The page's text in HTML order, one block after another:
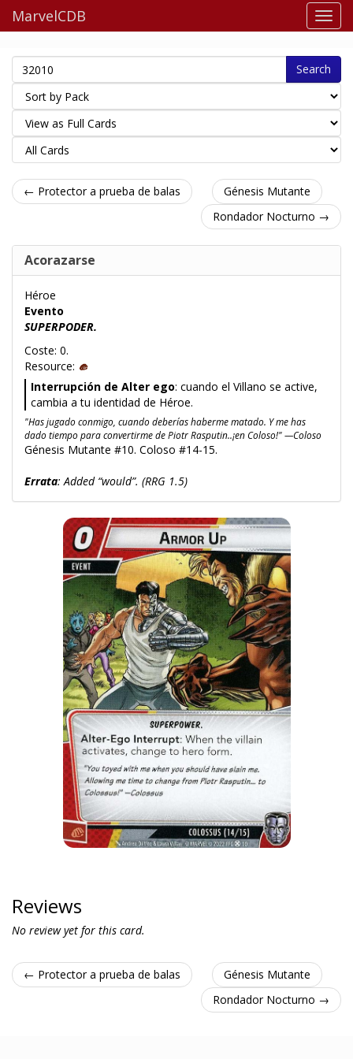
MarvelCDB
Search
← Protector a prueba de balas
Génesis Mutante
Rondador Nocturno →
Acorazarse
Héroe
Evento
SUPERPODER.
Coste: 0.
Resource:
Interrupción de Alter ego: cuando el Villano se active,
cambia a tu identidad de Héroe.
"Has jugado conmigo, cuando deberías haberme matado. Y me has
dado tiempo para convertirme de Piotr Rasputin..¡en Coloso!" —Coloso
Génesis Mutante #10. Coloso #14-15.
Errata: Added “would”. (RRG 1.5)
Reviews
No review yet for this card.
← Protector a prueba de balas
Génesis Mutante
Rondador Nocturno →